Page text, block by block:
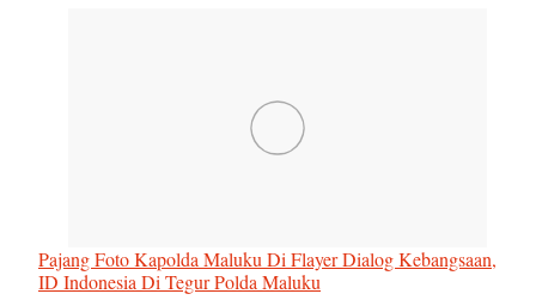
Pajang Foto Kapolda Maluku Di Flayer Dialog Kebangsaan,
ID Indonesia Di Tegur Polda Maluku